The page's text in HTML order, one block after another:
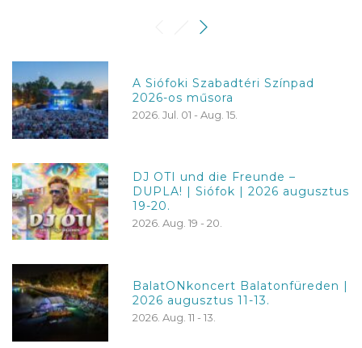
A Siófoki Szabadtéri Színpad
2026-os műsora
2026. Jul. 01 - Aug. 15.
DJ OTI und die Freunde –
DUPLA! | Siófok | 2026 augusztus
19-20.
2026. Aug. 19 - 20.
BalatONkoncert Balatonfüreden |
2026 augusztus 11-13.
2026. Aug. 11 - 13.